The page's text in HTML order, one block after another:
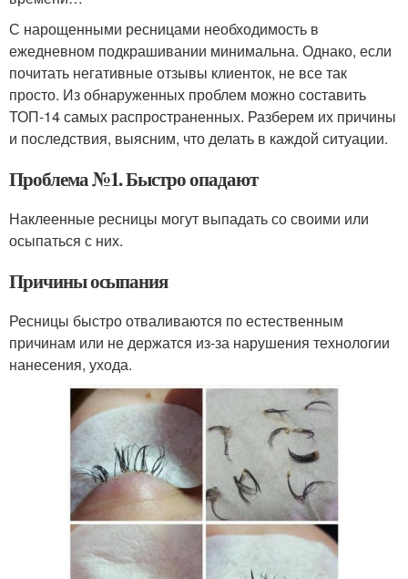
С нарощенными ресницами необходимость в
ежедневном подкрашивании минимальна. Однако, если
почитать негативные отзывы клиенток, не все так
просто. Из обнаруженных проблем можно составить
ТОП-14 самых распространенных. Разберем их причины
и последствия, выясним, что делать в каждой ситуации.
Проблема №1. Быстро опадают
Наклеенные ресницы могут выпадать со своими или
осыпаться с них.
Причины осыпания
Ресницы быстро отваливаются по естественным
причинам или не держатся из-за нарушения технологии
нанесения, ухода.